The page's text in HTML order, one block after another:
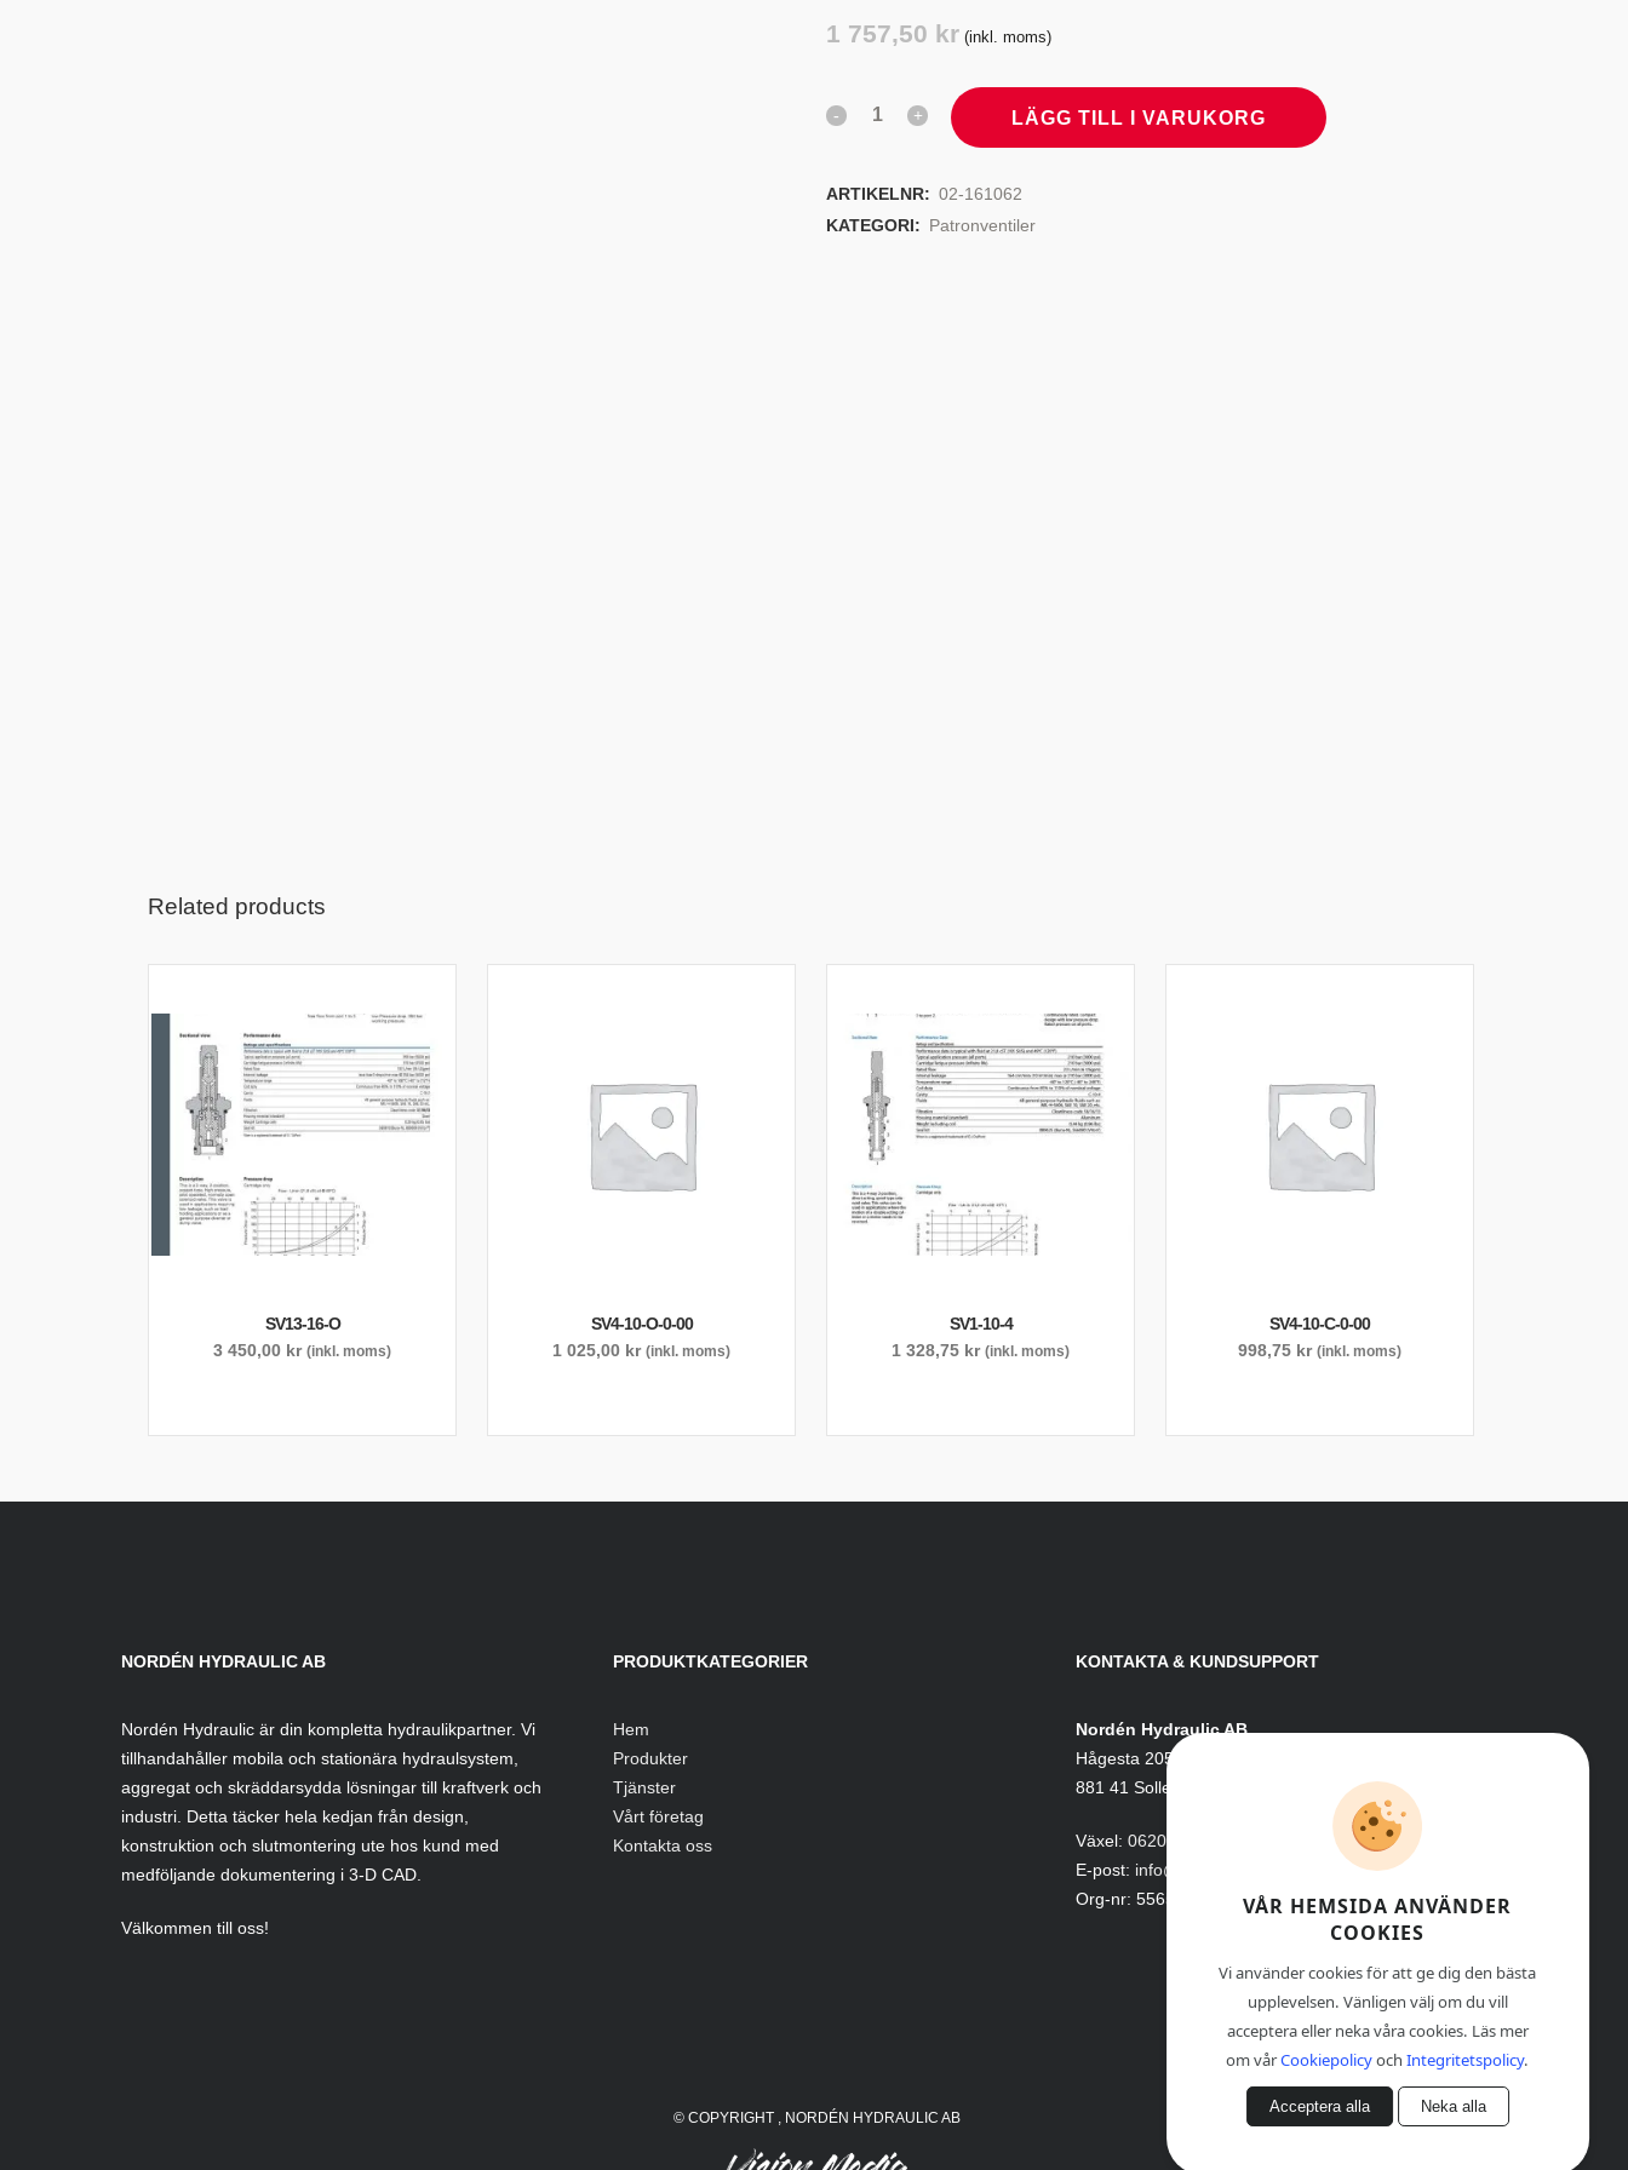
1 757,50 kr (inkl. moms)
LÄGG TILL I VARUKORG
ARTIKELNR: 02-161062
KATEGORI: Patronventiler
Related products
SV13-16-O
3 450,00 kr (inkl. moms)
SV4-10-O-0-00
1 025,00 kr (inkl. moms)
SV1-10-4
1 328,75 kr (inkl. moms)
SV4-10-C-0-00
998,75 kr (inkl. moms)
NORDÉN HYDRAULIC AB
Nordén Hydraulic är din kompletta hydraulikpartner. Vi
tillhandahåller mobila och stationära hydraulsystem,
aggregat och skräddarsydda lösningar till kraftverk och
industri. Detta täcker hela kedjan från design,
konstruktion och slutmontering ute hos kund med
medföljande dokumentering i 3-D CAD.
Välkommen till oss!
PRODUKTKATEGORIER
Hem
Produkter
Tjänster
Vårt företag
Kontakta oss
KONTAKTA & KUNDSUPPORT
Nordén Hydraulic AB
Hågesta 205
881 41 Sollefteå
Växel: 0620-161 41
E-post: info@nordenhydraulic.se
Org-nr: 556531-8424
© COPYRIGHT , NORDÉN HYDRAULIC AB
VÅR HEMSIDA ANVÄNDER
COOKIES
Vi använder cookies för att ge dig den bästa
upplevelsen. Vänligen välj om du vill
acceptera eller neka våra cookies. Läs mer
om vårCookiepolicyochIntegritetspolicy.
Acceptera alla Neka alla